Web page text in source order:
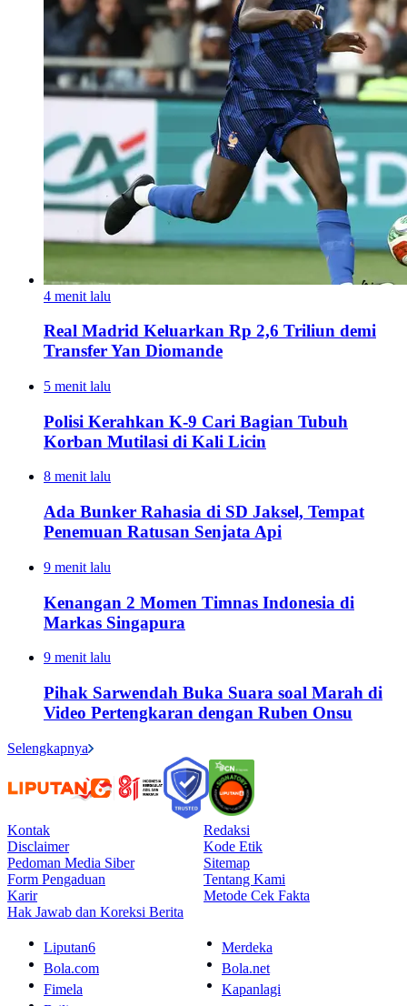
4 menit lalu
Real Madrid Keluarkan Rp 2,6 Triliun demi
Transfer Yan Diomande
5 menit lalu
Polisi Kerahkan K-9 Cari Bagian Tubuh
Korban Mutilasi di Kali Licin
8 menit lalu
Ada Bunker Rahasia di SD Jaksel, Tempat
Penemuan Ratusan Senjata Api
9 menit lalu
Kenangan 2 Momen Timnas Indonesia di
Markas Singapura
9 menit lalu
Pihak Sarwendah Buka Suara soal Marah di
Video Pertengkaran dengan Ruben Onsu
Selengkapnya
Kontak
Redaksi
Disclaimer
Kode Etik
Pedoman Media Siber
Sitemap
Form Pengaduan
Tentang Kami
Karir
Metode Cek Fakta
Hak Jawab dan Koreksi Berita
Liputan6
Merdeka
Bola.com
Bola.net
Fimela
Kapanlagi